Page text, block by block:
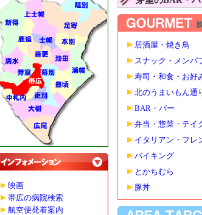
映画
帯広の病院検索
航空便発着案内
居酒屋・焼き鳥
スナック・メンパ
寿司・和食・お好
北のうまいもん通
BAR・バー
弁当・惣菜・テイ
イタリアン・フレ
バイキング
とかちむら
豚丼